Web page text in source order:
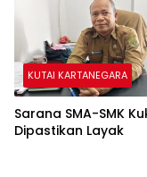
KUTAI KARTANEGARA
Sarana SMA-SMK
Dipastikan Layak